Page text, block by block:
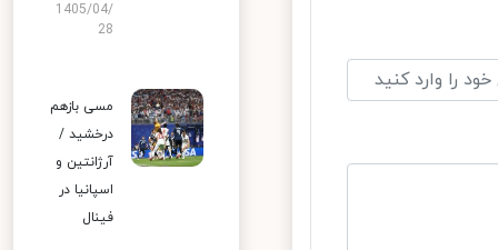
1405/04/
28
مسی بازهم
درخشید /
آرژانتین و
اسپانیا در
فینال